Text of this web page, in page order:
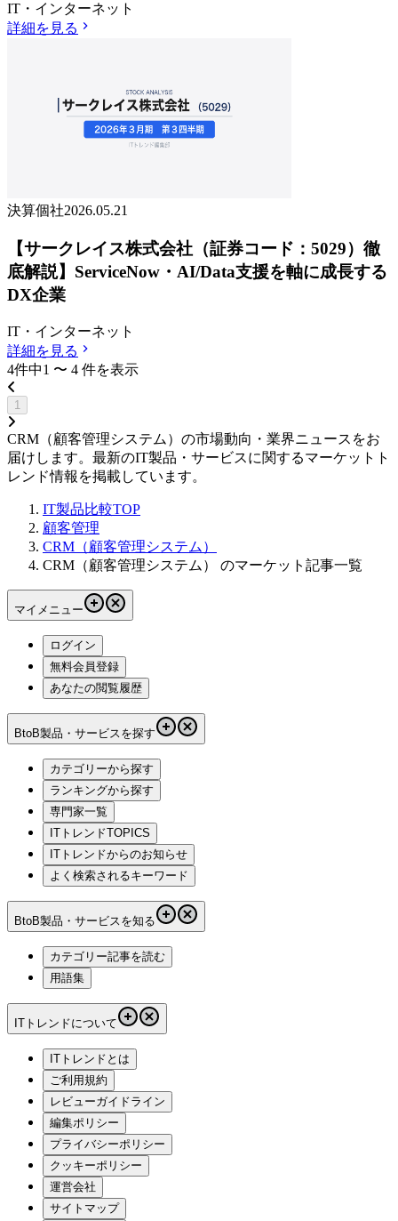
IT・インターネット
詳細を見る
決算個社2026.05.21
【サークレイス株式会社（証券コード：5029）徹
底解説】ServiceNow・AI/Data支援を軸に成長する
DX企業
IT・インターネット
詳細を見る
4件中1 〜 4 件を表示
1
CRM（顧客管理システム）の市場動向・業界ニュースをお
届けします。最新のIT製品・サービスに関するマーケットト
レンド情報を掲載しています。
IT製品比較TOP
顧客管理
CRM（顧客管理システム）
CRM（顧客管理システム） のマーケット記事一覧
マイメニュー
ログイン
無料会員登録
あなたの閲覧履歴
BtoB製品・サービスを探す
カテゴリーから探す
ランキングから探す
専門家一覧
ITトレンドTOPICS
ITトレンドからのお知らせ
よく検索されるキーワード
BtoB製品・サービスを知る
カテゴリー記事を読む
用語集
ITトレンドについて
ITトレンドとは
ご利用規約
レビューガイドライン
編集ポリシー
プライバシーポリシー
クッキーポリシー
運営会社
サイトマップ